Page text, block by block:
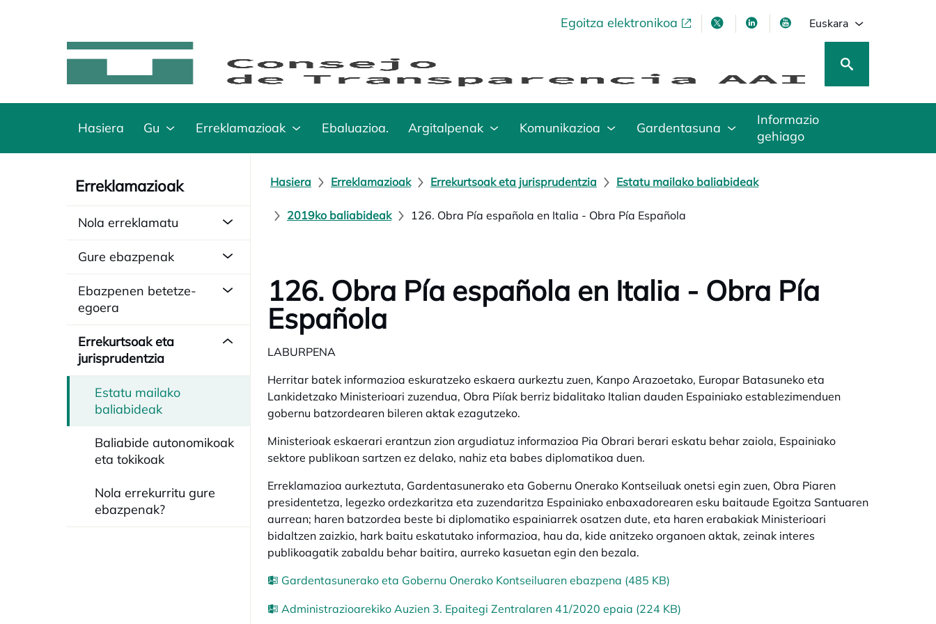
Egoitza elektronikoaopens in a new tabopens in a new tab
opens in a new tab
opens in a new tab
Euskara
Hasiera Gu Erreklamazioak Ebaluazioa. Argitalpenak Komunikazioa Gardentasuna
Informazio
gehiago
Erreklamazioak
Nola erreklamatu
Gure ebazpenak
Ebazpenen betetze-
egoera
Errekurtsoak eta
jurisprudentzia
Estatu mailako
baliabideak
Baliabide autonomikoak
eta tokikoak
Nola errekurritu gure
ebazpenak?
Hasiera Erreklamazioak Errekurtsoak eta jurisprudentzia Estatu mailako baliabideak
2019ko baliabideak 126. Obra Pía española en Italia - Obra Pía Española
126. Obra Pía española en Italia - Obra Pía
Española
LABURPENA
Herritar batek informazioa eskuratzeko eskaera aurkeztu zuen, Kanpo Arazoetako, Europar Batasuneko eta
Lankidetzako Ministerioari zuzendua, Obra Piíak berriz bidalitako Italian dauden Espainiako establezimenduen
gobernu batzordearen bileren aktak ezagutzeko.
Ministerioak eskaerari erantzun zion argudiatuz informazioa Pia Obrari berari eskatu behar zaiola, Espainiako
sektore publikoan sartzen ez delako, nahiz eta babes diplomatikoa duen.
Erreklamazioa aurkeztuta, Gardentasunerako eta Gobernu Onerako Kontseiluak onetsi egin zuen, Obra Piaren
presidentetza, legezko ordezkaritza eta zuzendaritza Espainiako enbaxadorearen esku baitaude Egoitza Santuaren
aurrean; haren batzordea beste bi diplomatiko espainiarrek osatzen dute, eta haren erabakiak Ministerioari
bidaltzen zaizkio, hark baitu eskatutako informazioa, hau da, kide anitzeko organoen aktak, zeinak interes
publikoagatik zabaldu behar baitira, aurreko kasuetan egin den bezala.
Gardentasunerako eta Gobernu Onerako Kontseiluaren ebazpena (485 KB)
Administrazioarekiko Auzien 3. Epaitegi Zentralaren 41/2020 epaia (224 KB)